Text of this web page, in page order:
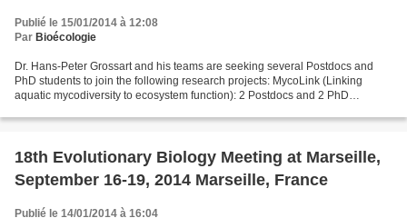
Publié le 15/01/2014 à 12:08
Par Bioécologie
Dr. Hans-Peter Grossart and his teams are seeking several Postdocs and
PhD students to join the following research projects: MycoLink (Linking
aquatic mycodiversity to ecosystem function): 2 Postdocs and 2 PhD
18th Evolutionary Biology Meeting at Marseille,
September 16-19, 2014 Marseille, France
Publié le 14/01/2014 à 16:04